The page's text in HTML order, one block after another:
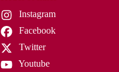
Instagram
Facebook
Twitter
Youtube